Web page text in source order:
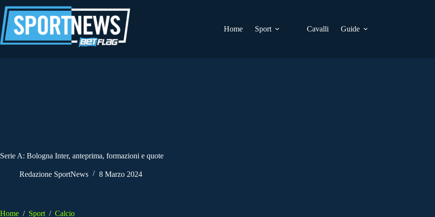
al
contenuto
Home
Sport Cavalli Guide
Serie A: Bologna Inter, anteprima, formazioni e quote
Redazione SportNews 8 Marzo 2024
Home / Sport / Calcio